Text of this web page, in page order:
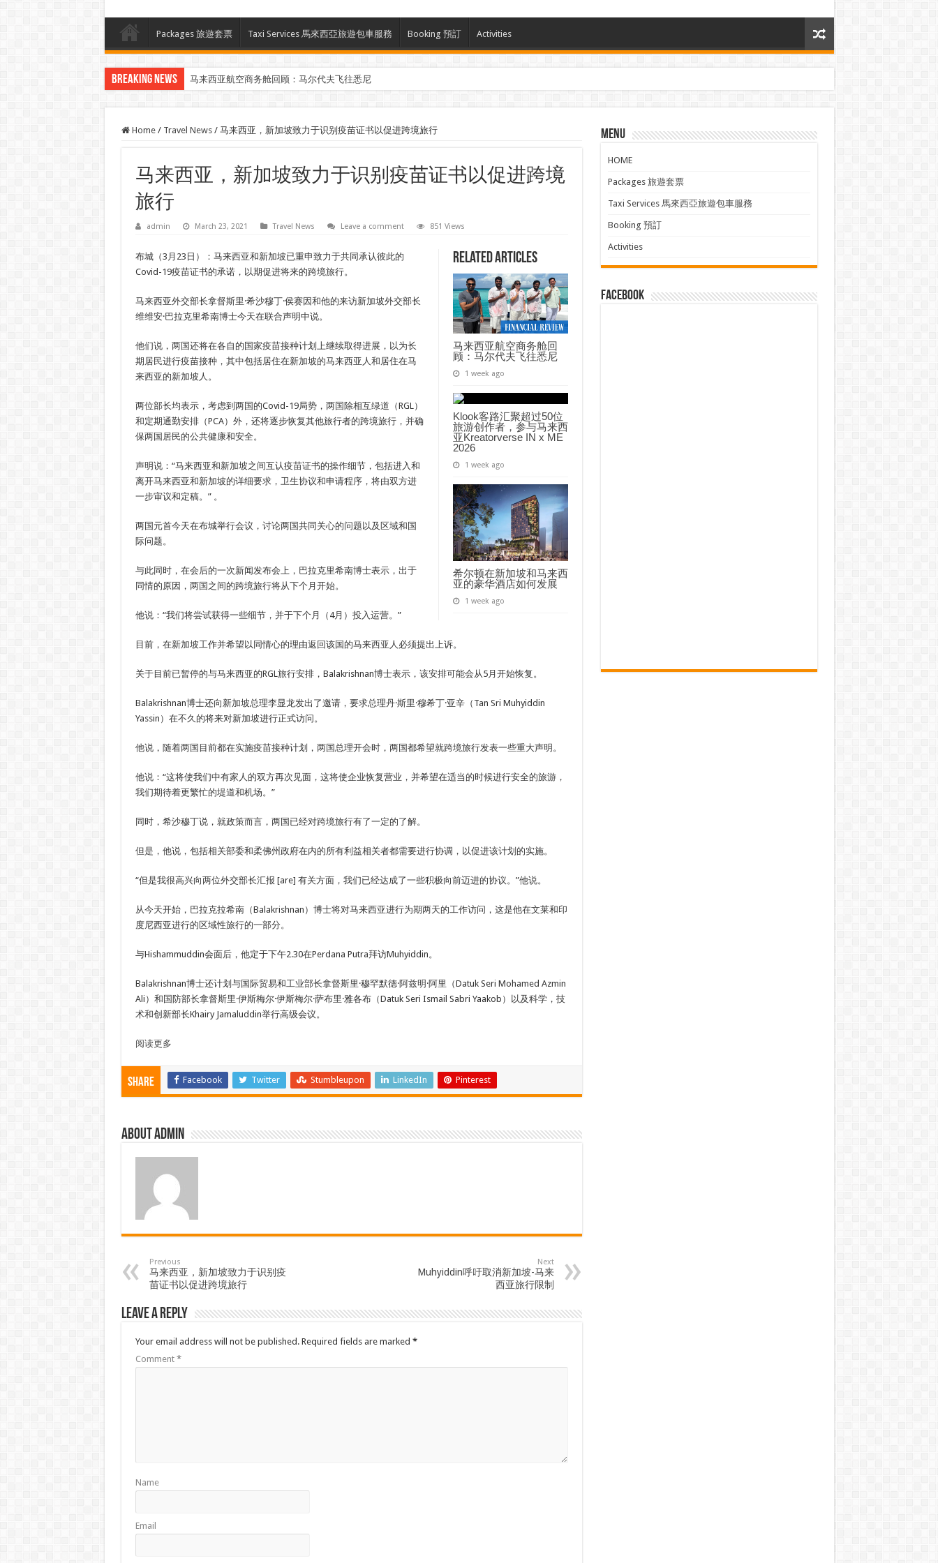
Packages 旅遊套票 Taxi Services 馬來西亞旅遊包車服務 Booking 預訂 Activities
Breaking News 马来西亚航空商务舱回顾：马尔代夫飞往悉尼
Klook客路汇聚超过50位旅游创作者，参与马来西亚Kreatorverse IN x ME 2026
Home / Travel News / 马来西亚，新加坡致力于识别疫苗证书以促进跨境旅行
马来西亚，新加坡致力于识别疫苗证书以促进跨境
旅行
admin March 23, 2021 Travel News Leave a comment 851 Views
Related Articles
马来西亚航空商务舱回
顾：马尔代夫飞往悉尼
1 week ago
Klook客路汇聚超过50位
旅游创作者，参与马来西
亚Kreatorverse IN x ME
2026
1 week ago
希尔顿在新加坡和马来西
亚的豪华酒店如何发展
1 week ago
布城（3月23日）：马来西亚和新加坡已重申致力于共同承认彼此的
Covid-19疫苗证书的承诺，以期促进将来的跨境旅行。
马来西亚外交部长拿督斯里·希沙穆丁·侯赛因和他的来访新加坡外交部长
维维安·巴拉克里希南博士今天在联合声明中说。
他们说，两国还将在各自的国家疫苗接种计划上继续取得进展，以为长
期居民进行疫苗接种，其中包括居住在新加坡的马来西亚人和居住在马
来西亚的新加坡人。
两位部长均表示，考虑到两国的Covid-19局势，两国除相互绿道（RGL）
和定期通勤安排（PCA）外，还将逐步恢复其他旅行者的跨境旅行，并确
保两国居民的公共健康和安全。
声明说：“马来西亚和新加坡之间互认疫苗证书的操作细节，包括进入和
离开马来西亚和新加坡的详细要求，卫生协议和申请程序，将由双方进
一步审议和定稿。” 。
两国元首今天在布城举行会议，讨论两国共同关心的问题以及区域和国
际问题。
与此同时，在会后的一次新闻发布会上，巴拉克里希南博士表示，出于
同情的原因，两国之间的跨境旅行将从下个月开始。
他说：“我们将尝试获得一些细节，并于下个月（4月）投入运营。”
目前，在新加坡工作并希望以同情心的理由返回该国的马来西亚人必须提出上诉。
关于目前已暂停的与马来西亚的RGL旅行安排，Balakrishnan博士表示，该安排可能会从5月开始恢复。
Balakrishnan博士还向新加坡总理李显龙发出了邀请，要求总理丹·斯里·穆希丁·亚辛（Tan Sri Muhyiddin
Yassin）在不久的将来对新加坡进行正式访问。
他说，随着两国目前都在实施疫苗接种计划，两国总理开会时，两国都希望就跨境旅行发表一些重大声明。
他说：“这将使我们中有家人的双方再次见面，这将使企业恢复营业，并希望在适当的时候进行安全的旅游，
我们期待着更繁忙的堤道和机场。”
同时，希沙穆丁说，就政策而言，两国已经对跨境旅行有了一定的了解。
但是，他说，包括相关部委和柔佛州政府在内的所有利益相关者都需要进行协调，以促进该计划的实施。
“但是我很高兴向两位外交部长汇报 [are] 有关方面，我们已经达成了一些积极向前迈进的协议。”他说。
从今天开始，巴拉克拉希南（Balakrishnan）博士将对马来西亚进行为期两天的工作访问，这是他在文莱和印
度尼西亚进行的区域性旅行的一部分。
与Hishammuddin会面后，他定于下午2.30在Perdana Putra拜访Muhyiddin。
Balakrishnan博士还计划与国际贸易和工业部长拿督斯里·穆罕默德·阿兹明·阿里（Datuk Seri Mohamed Azmin
Ali）和国防部长拿督斯里·伊斯梅尔·伊斯梅尔·萨布里·雅各布（Datuk Seri Ismail Sabri Yaakob）以及科学，技
术和创新部长Khairy Jamaluddin举行高级会议。
阅读更多
Share Facebook Twitter Stumbleupon LinkedIn Pinterest
About admin
Previous
马来西亚，新加坡致力于识别疫
苗证书以促进跨境旅行
Next
Muhyiddin呼吁取消新加坡-马来
西亚旅行限制
Leave a Reply
Your email address will not be published. Required fields are marked *
Comment *
Name
Email
Menu
HOME
Packages 旅遊套票
Taxi Services 馬來西亞旅遊包車服務
Booking 預訂
Activities
facebook